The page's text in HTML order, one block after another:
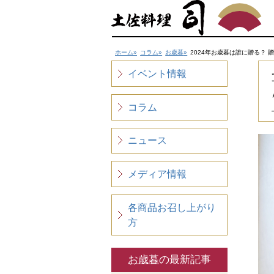
ホーム コラム お歳暮 2024年お歳暮は誰に贈る？
イベント情報
コラム
ニュース
メディア情報
各商品お召し上がり
方
お歳暮の最新記事